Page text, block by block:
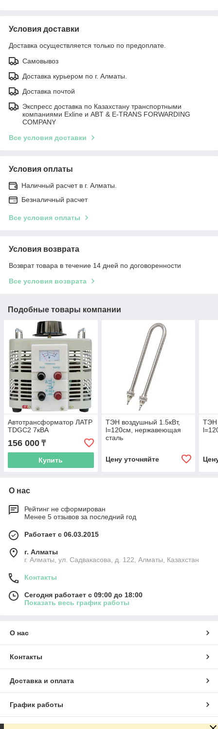
Условия доставки
Доставка осуществляется только по предоплате.
Самовывоз
Доставка курьером по г. Алматы.
Доставка почтой
Экспресс доставка по Казахстану транспортными
компаниями Exline и ABT & E-TRANS FORWARDING
COMPANY
Все условия доставки
Условия оплаты
Наличный расчет в г. Алматы.
Безналичный расчет
Все условия оплаты
Условия возврата
Возврат товара в течение 14 дней по договоренности
Все условия возврата
Подобные товары компании
Автотрансформатор ЛАТР
TDGC2 7кВА
156 000 ₸
Купить
ТЭН воздушный 1.5кВт,
l=120см, нержавеющая
сталь
Цену уточняйте
ТЭН
О нас
Рейтинг не сформирован
Менее 5 отзывов за последний год
Работает с 06.03.2015
г. Алматы
г. Алматы, ул. Садвакасова, д. 122, Алматы, Казахстан
Контакты
Сегодня работает с 09:00 до 18:00
Показать весь график работы
О нас
Контакты
Доставка и оплата
График работы